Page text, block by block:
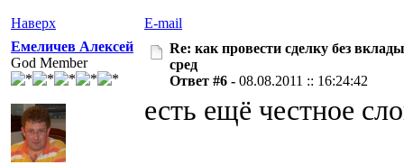
Наверх
E-mail
Емеличев Алексей
God Member
Re: как провести сделку без
сред
Ответ #6 - 08.08.2011 :: 16:24:42
есть ещё честное